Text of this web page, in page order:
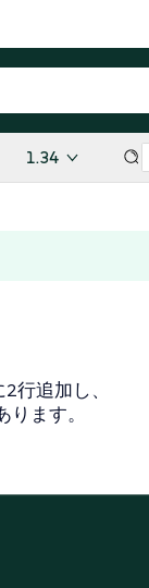
1.34
追加し、
ます。